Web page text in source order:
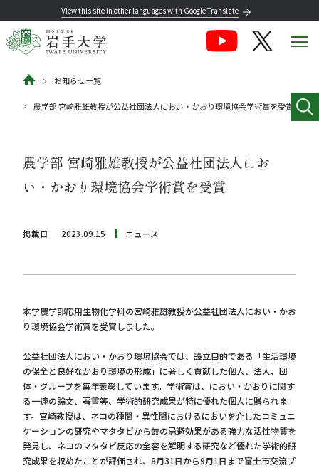
View this site in other languages with Google Translate
お知らせ一覧
農学部 宮崎雅雄教授が公益社団法人におい・かおり環境協会学術賞を受賞
農学部 宮崎雅雄教授が公益社団法人にお
い・かおり環境協会学術賞を受賞
掲載日 2023.09.15 ニュース
本学農学部応用生物化学科の宮崎雅雄教授が公益社団法人におい・かお
り環境協会学術賞を受賞しました。
公益社団法人におい・かおり環境協会では、設立目的である「生活環境
の保全と良好なかおり環境の形成」に著しく貢献した個人、法人、団
体・グループを毎年表彰しています。学術賞は、におい・かおりに関す
る一連の論文、著書等、学術的研究成果が特に優れた個人に贈られま
す。宮崎教授は、ネコの種間・異性間におけるにおいを介したコミュニ
ケーションの研究やマタタビから蚊の忌避効果がある強力な活性物質を
発見し、ネコのマタタビ反応の全容を解明する研究など優れた学術的研
究成果を収めたことが評価され、8月31日から9月1日まで富士市交流プ